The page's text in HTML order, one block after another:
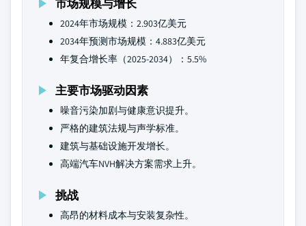
2024年市场规模：2.903亿美元
2034年预测市场规模：4.883亿美元
年复合增长率（2025-2034）：5.5%
主要市场驱动因素
噪音污染加剧与健康意识提升。
严格的建筑法规与声学标准。
建筑与基础设施开发增长。
高端汽车NVH解决方案需求上升。
挑战
高昂的材料成本与安装复杂性。